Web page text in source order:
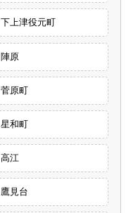
下上津役元町
陣原
菅原町
星和町
高江
鷹見台